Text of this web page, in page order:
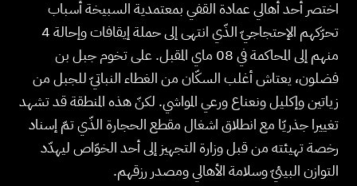
اختصر أحد أهالي عمادة القفي بمعتمدية السبيخة أسباب
تحرّكهم الإحتجاجيّ الذّي انتهى إلى حملة إيقافات وإحالة 4
منهم إلى المحاكمة في 08 ماي المقبل. على تخوم جبل بن
فضلون، يعتاش أغلب السكّان من الغطاء النباتيّ للجبل من
زياتين وإكليل ونعناع ورعي المواشي. لكنّ هذه المنطقة قد تشهد
تغييرا جذريّا مع انطلاق اشغال مقطع الحجارة الذّي تمّ إسناد
رخصة تهيئته من قبل وزارة التجهيز إلى أحد الخوّاص ليهدّد
التوازن البيئيّ وسلامة الأهالي ومصدر رزقهم.